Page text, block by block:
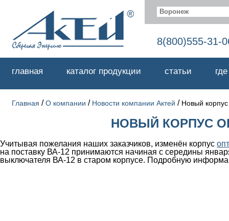
Воронеж
8(800)555-31-
главная каталог продукции статьи
Главная /О компании / Новости компании Актей / Новый
НОВЫЙ КОРПУС
Учитывая пожелания наших заказчиков, изменён корпус
на поставку ВА-12 принимаются начиная с середины
выключателя ВА-12 в старом корпусе. Подробную